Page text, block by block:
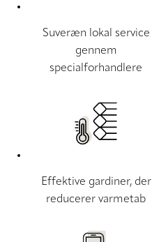
Suveræn lokal service
gennem
specialforhandlere
Effektive gardiner, der
reducerer varmetab